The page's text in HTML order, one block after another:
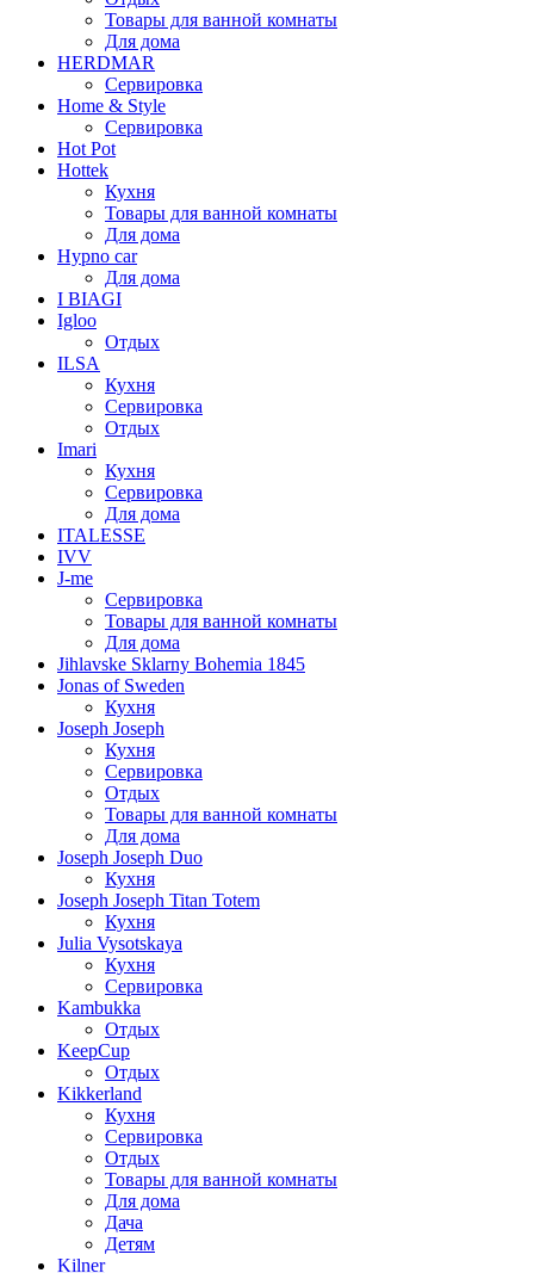
Товары для ванной комнаты
Для дома
HERDMAR
Сервировка
Home & Style
Сервировка
Hot Pot
Hottek
Кухня
Товары для ванной комнаты
Для дома
Hypno car
Для дома
I BIAGI
Igloo
Отдых
ILSA
Кухня
Сервировка
Отдых
Imari
Кухня
Сервировка
Для дома
ITALESSE
IVV
J-me
Сервировка
Товары для ванной комнаты
Для дома
Jihlavske Sklarny Bohemia 1845
Jonas of Sweden
Кухня
Joseph Joseph
Кухня
Сервировка
Отдых
Товары для ванной комнаты
Для дома
Joseph Joseph Duo
Кухня
Joseph Joseph Titan Totem
Кухня
Julia Vysotskaya
Кухня
Сервировка
Kambukka
Отдых
KeepCup
Отдых
Kikkerland
Кухня
Сервировка
Отдых
Товары для ванной комнаты
Для дома
Дача
Детям
Kilner